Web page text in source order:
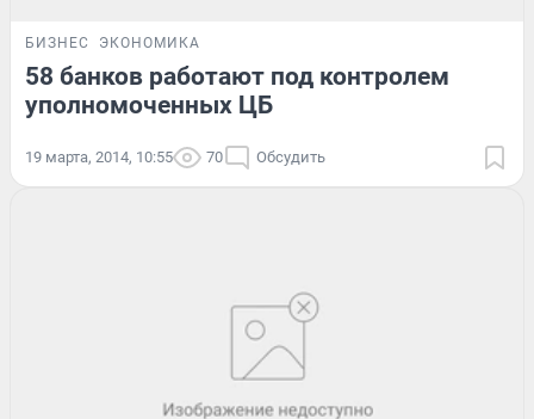
БИЗНЕС ЭКОНОМИКА
58 банков работают под контролем
уполномоченных ЦБ
19 марта, 2014, 10:55 70 Обсудить